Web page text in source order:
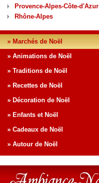
Provence-Alpes-Côte-d'Azur
Rhône-Alpes
» Marchés de Noël
» Animations de Noël
» Traditions de Noël
» Recettes de Noël
» Décoration de Noël
» Enfants et Noël
» Cadeaux de Noël
» Autour de Noël